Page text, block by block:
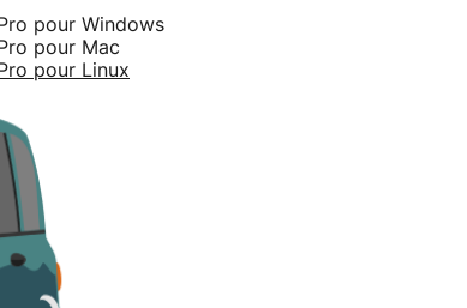
pour Windows
pour Mac
pour Linux